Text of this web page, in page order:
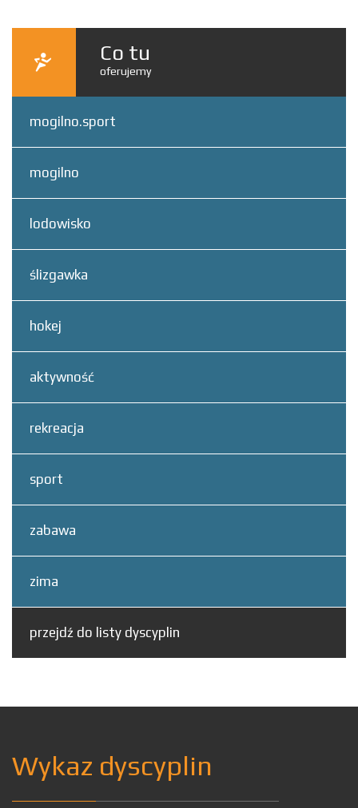
Co tu
oferujemy
mogilno.sport
mogilno
lodowisko
ślizgawka
hokej
aktywność
rekreacja
sport
zabawa
zima
przejdź do listy dyscyplin
Wykaz dyscyplin